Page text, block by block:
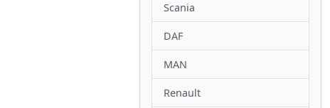
Scania
DAF
MAN
Renault